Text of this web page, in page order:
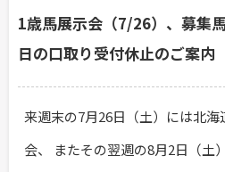
1歳馬展示会（7/26）、募集
日の口取り受付休止のご案内
来週末の7月26日（土）には北
会、 またその翌週の8月2日（土